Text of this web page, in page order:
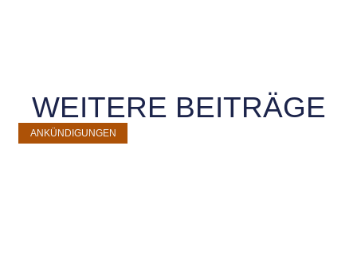
WEITERE BEITRÄGE
ANKÜNDIGUNGEN